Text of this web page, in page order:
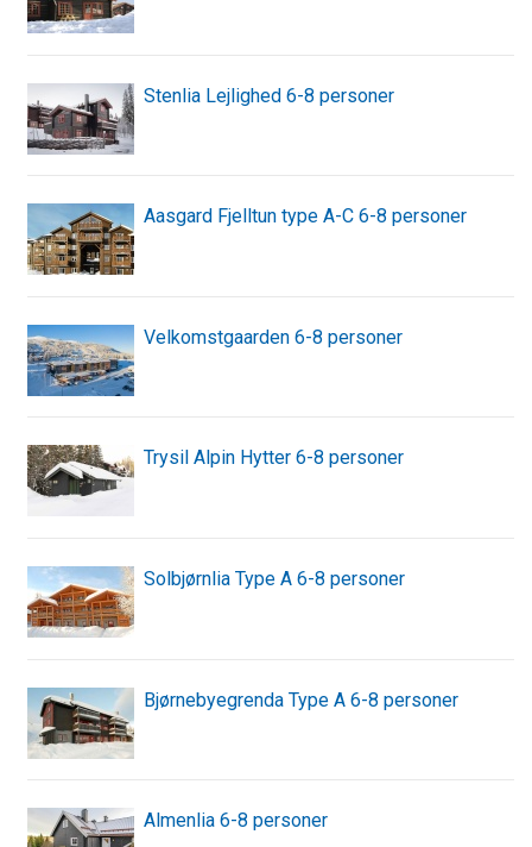
Stenlia Lejlighed 6-8 personer
Aasgard Fjelltun type A-C 6-8 personer
Velkomstgaarden 6-8 personer
Trysil Alpin Hytter 6-8 personer
Solbjørnlia Type A 6-8 personer
Bjørnebyegrenda Type A 6-8 personer
Almenlia 6-8 personer